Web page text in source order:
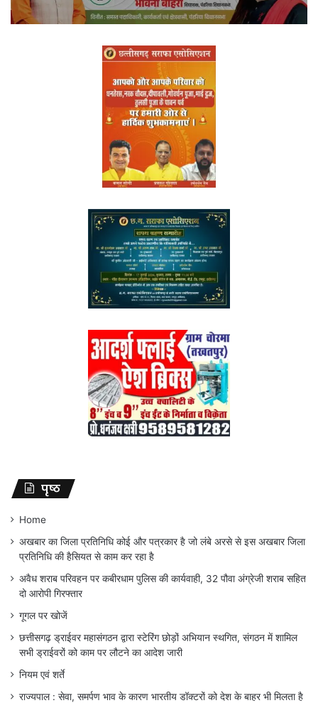
पृष्ठ
Home
अखबार का जिला प्रतिनिधि कोई और पत्रकार है जो लंबे अरसे से इस अखबार जिला
प्रतिनिधि की हैसियत से काम कर रहा है
अवैध शराब परिवहन पर कबीरधाम पुलिस की कार्यवाही, 32 पौवा अंग्रेजी शराब सहित
दो आरोपी गिरफ्तार
गूगल पर खोजें
छत्तीसगढ़ ड्राईवर महासंगठन द्वारा स्टेरिंग छोड़ों अभियान स्थगित, संगठन में शामिल
सभी ड्राईवरों को काम पर लौटने का आदेश जारी
नियम एवं शर्ते
राज्यपाल : सेवा, समर्पण भाव के कारण भारतीय डॉक्टरों को देश के बाहर भी मिलता है